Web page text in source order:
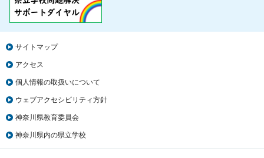
サイトマップ
アクセス
個人情報の取扱いについて
ウェブアクセシビリティ方針
神奈川県教育委員会
神奈川県内の県立学校